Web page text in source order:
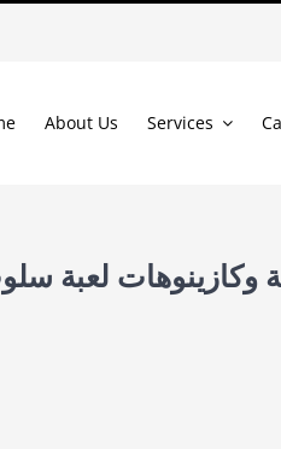
About Us Services
وكازينوهات لعبة